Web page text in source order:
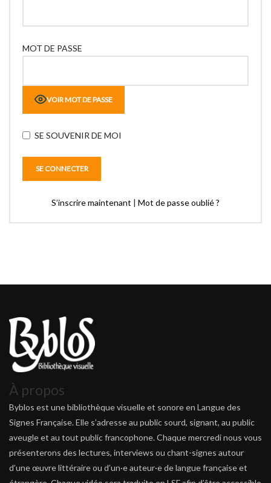
MOT DE PASSE
VOIR MOT DE PASSE
SE SOUVENIR DE MOI
S’inscrire maintenant | Mot de passe oublié ?
À propos
Byblos est une bibliothèque visuelle et sonore en Langue des
Signes Française. Elle s’adresse au public sourd, signant, au public
aveugle et au tout public francophone. Chaque mercredi nous vous
présenterons des lectures, interviews ou chant-signes autour
d’une œuvre littéraire ou d’un·e auteur·e de langue française et